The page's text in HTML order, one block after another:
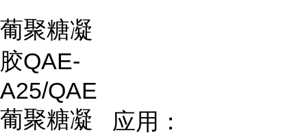
葡聚糖凝
胶QAE-
A25/QAE
葡聚糖凝
应用：